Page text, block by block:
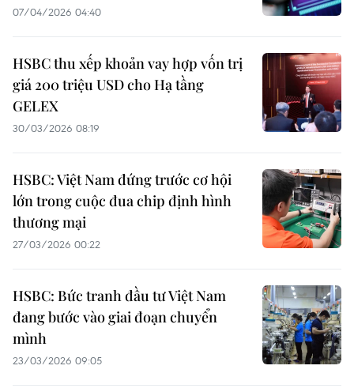
07/04/2026 04:40
HSBC thu xếp khoản vay hợp vốn trị
giá 200 triệu USD cho Hạ tầng
GELEX
30/03/2026 08:19
HSBC: Việt Nam đứng trước cơ hội
lớn trong cuộc đua chip định hình
thương mại
27/03/2026 00:22
HSBC: Bức tranh đầu tư Việt Nam
đang bước vào giai đoạn chuyển
mình
23/03/2026 09:05